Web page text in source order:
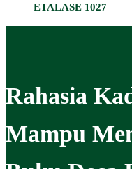
ETALASE 1027
Rahasia
Mampu